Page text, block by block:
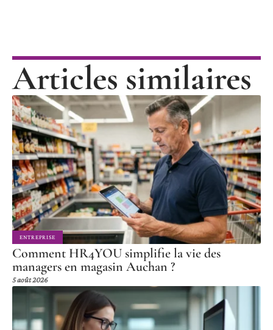
Articles similaires
ENTREPRISE
Comment HR4YOU simplifie la vie des
managers en magasin Auchan ?
5 août 2026